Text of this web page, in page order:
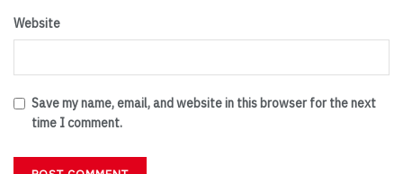
Website
Save my name, email, and website in this browser for the next
time I comment.